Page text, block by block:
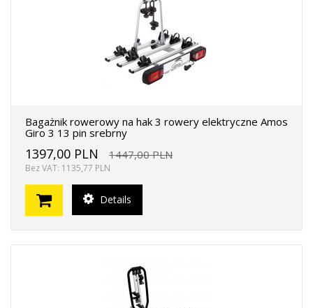
Bagażnik rowerowy na hak 3 rowery elektryczne Amos
Giro 3 13 pin srebrny
1397,00 PLN 1447,00 PLN
Bez VAT: 1135,77 PLN
Details